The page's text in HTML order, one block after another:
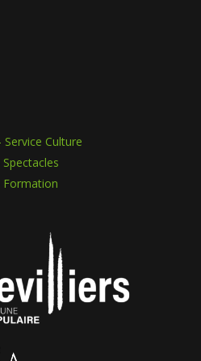
Service Culture
Formation